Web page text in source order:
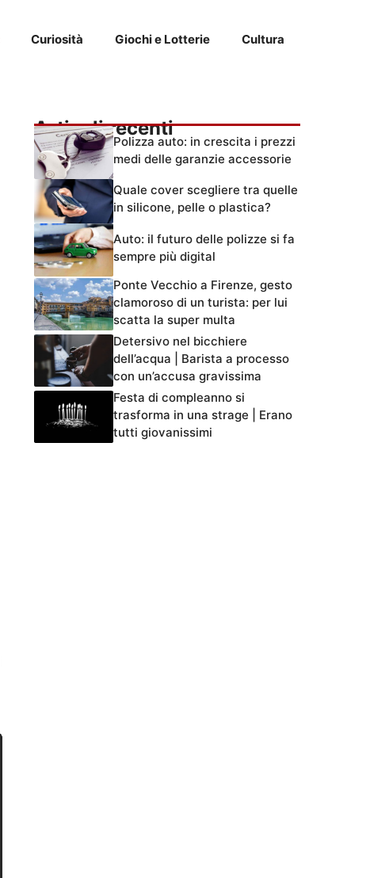
Curiosità Giochi e Lotterie Cultura
Articoli recenti
Polizza auto: in crescita i prezzi
medi delle garanzie accessorie
Quale cover scegliere tra quelle
in silicone, pelle o plastica?
Auto: il futuro delle polizze si fa
sempre più digital
Ponte Vecchio a Firenze, gesto
clamoroso di un turista: per lui
scatta la super multa
Detersivo nel bicchiere
dell’acqua | Barista a processo
con un’accusa gravissima
Festa di compleanno si
trasforma in una strage | Erano
tutti giovanissimi